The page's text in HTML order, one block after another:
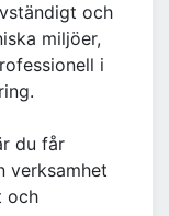
och
miljöer,
i
du får
verksamhet
och